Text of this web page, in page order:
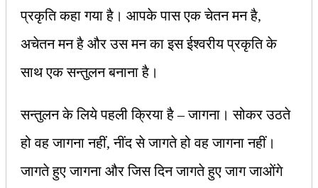
प्रकृति कहा गया है। आपके पास एक चेतन मन है,
अचेतन मन है और उस मन का इस ईश्‍वरीय प्रकृति के
साथ एक सन्तुलन बनाना है।
सन्तुलन के लिये पहली क्रिया है – जागना। सोकर उठते
हो वह जागना नहीं, नींद से जागते हो वह जागना नहीं।
जागते हुए जागना और जिस दिन जागते हुए जाग जाओंगे